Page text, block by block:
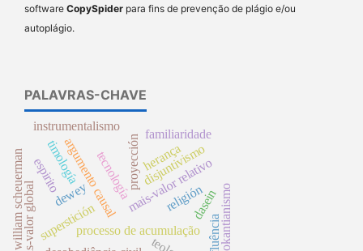
software CopySpider para fins de prevenção de plágio e/ou
autoplágio.
PALAVRAS-CHAVE
argumento causal
superstición
proyección
processo de acumulação
mais-valor global mais-valor relativo
disjuntivismo
religión
tecnología
instrumentalismo
dewey
espirito
influência
familiaridade
william scheuerman neokantianismo
dasein
herança
timología